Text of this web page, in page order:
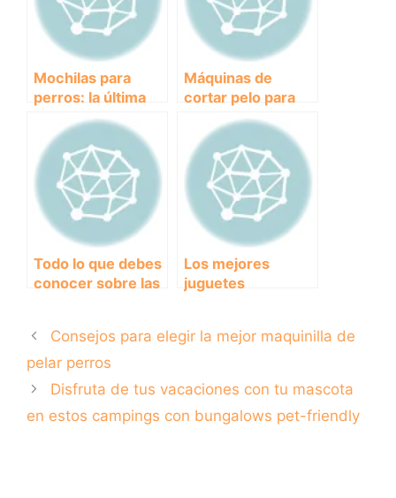
Mochilas para
perros: la última
tendencia en
accesorios para
llevar a tu mejor
amigo a todas
partes
Máquinas de
cortar pelo para
perros: ¿Cuál es la
mejor opción para
mantener a tu
peludo en forma?
Todo lo que debes
conocer sobre las
coche
Los mejores
juguetes
asegurada!
Consejos para elegir la mejor maquinilla de
pelar perros
Disfruta de tus vacaciones con tu mascota
en estos campings con bungalows pet-friendly